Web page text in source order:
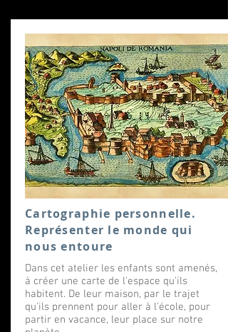
Cartographie personnelle.
Représenter le monde qui
nous entoure
Dans cet atelier les enfants sont amenés,
à créer une carte de l'espace qu'ils
habitent. De leur maison, par le trajet
qu'ils prennent pour aller à l'école, pour
partir en vacance, leur place sur notre